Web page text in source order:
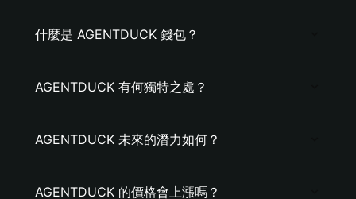
什麼是 AGENTDUCK 錢包？
AGENTDUCK 有何獨特之處？
AGENTDUCK 未來的潛力如何？
AGENTDUCK 的價格會上漲嗎？